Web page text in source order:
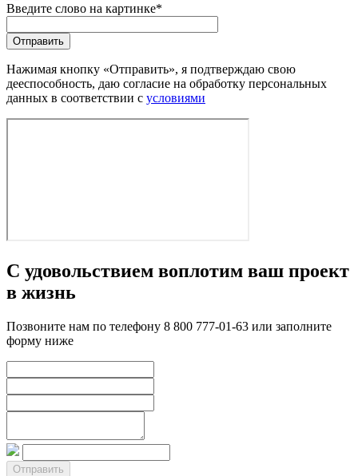
Введите слово на картинке*
Нажимая кнопку «Отправить», я подтверждаю свою
дееспособность, даю согласие на обработку персональных
данных в соответствии с условиями
С удовольствием воплотим ваш проект
в жизнь
Позвоните нам по телефону 8 800 777-01-63 или заполните
форму ниже